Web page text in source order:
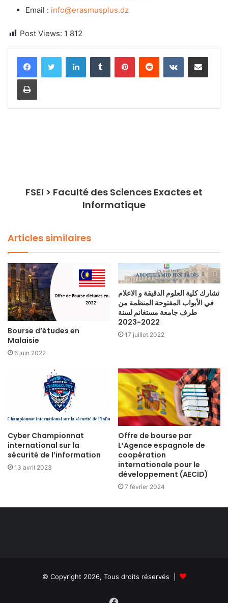
Email : info@erasmusplus.dz
Post Views: 1 812
LinkedinTumblr PinterestReddit VKontaktePartager par email
Imprimer
FSEI > Faculté des Sciences Exactes et
Informatique
Articles similaires
Bourse d’études en
Malaisie
6 juin 2022
تشارك كلية العلوم الدقيقة و الاعلام
في الأبواب المفتوحة المنظمة من
طرف جامعة مستغانم لسنة
2022-2023
17 juillet 2022
Cyber Championnat
international sur la
sécurité de l’information
13 avril 2023
Offre de bourse par
L’Agence espagnole de
coopération
internationale pour le
développement (AECID)
7 février 2024
© Copyright 2026, Tous droits réservés |